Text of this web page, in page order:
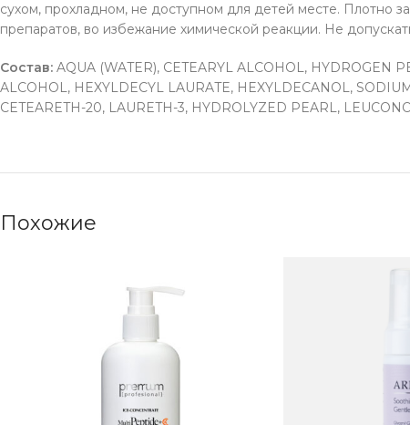
сухом, прохладном, не доступном для детей месте. Плотно
препаратов, во избежание химической реакции. Не
Состав: AQUA (WATER), CETEARYL ALCOHOL, HYDROGEN
ALCOHOL, HEXYLDECYL LAURATE, HEXYLDECANOL,
CETEARETH-20, LAURETH-3, HYDROLYZED PEARL,
Похожие